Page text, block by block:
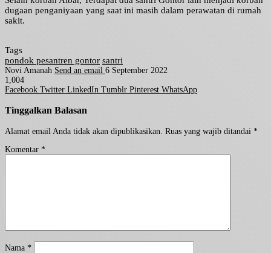
dugaan penganiyaan yang saat ini masih dalam perawatan di rumah
sakit.
Tags
pondok pesantren gontor santri
Novi Amanah Send an email 6 September 2022
1,004
Facebook Twitter LinkedIn Tumblr Pinterest WhatsApp
Tinggalkan Balasan
Alamat email Anda tidak akan dipublikasikan. Ruas yang wajib ditandai *
Komentar *
Nama *